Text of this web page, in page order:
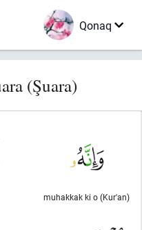
Qonaq
(Şuara)
muhakkak ki o (Kur'an)